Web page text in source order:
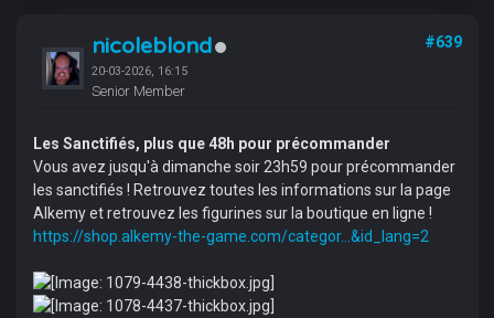
nicoleblond
20-03-2026, 16:15
Senior Member
#639
Les Sanctifiés, plus que 48h pour précommander
­Vous avez jusqu'à dimanche soir 23h59 pour précommander
les sanctifiés ! Retrouvez toutes les informations sur la page
Alkemy et retrouvez les figurines sur la boutique en ligne !
https://shop.alkemy-the-game.com/categor...&id_lang=2